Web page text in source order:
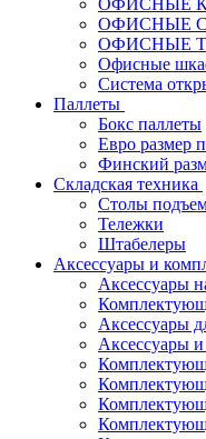
ОФИСНЫЕ
ОФИСНЫЕ
ОФИСНЫЕ
Офисные
Система
Паллеты
Бокс паллеты
Евро размер
Финский
Складская техника
Столы
Тележки
Штабелеры
Аксессуары и
Аксессуары
Аксессуары
Аксессуары